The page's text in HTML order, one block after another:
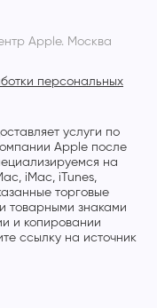
Apple. Москва
услуги по
Apple после
на
iMac, iTunes,
торговые
товарными знаками
и копировании
ссылку на источник
персональных